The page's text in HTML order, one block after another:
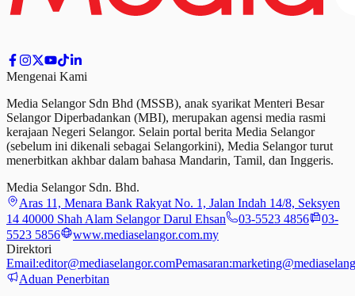
Mengenai Kami
Media Selangor Sdn Bhd (MSSB), anak syarikat Menteri Besar
Selangor Diperbadankan (MBI), merupakan agensi media rasmi
kerajaan Negeri Selangor. Selain portal berita Media Selangor
(sebelum ini dikenali sebagai Selangorkini), Media Selangor turut
menerbitkan akhbar dalam bahasa Mandarin, Tamil, dan Inggeris.
Media Selangor Sdn. Bhd.
Aras 11, Menara Bank Rakyat No. 1, Jalan Indah 14/8, Seksyen
14 40000 Shah Alam Selangor Darul Ehsan
03-5523 4856
03-
5523 5856
www.mediaselangor.com.my
Direktori
Email:editor@mediaselangor.comPemasaran:
Aduan Penerbitan